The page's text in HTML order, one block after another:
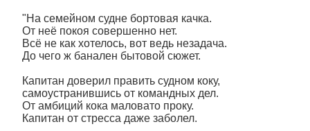
"На семейном судне бортовая качка.
От неё покоя совершенно нет.
Всё не как хотелось, вот ведь незадача.
До чего ж банален бытовой сюжет.
Капитан доверил править судном коку,
самоустранившись от командных дел.
От амбиций кока маловато проку.
Капитан от стресса даже заболел.